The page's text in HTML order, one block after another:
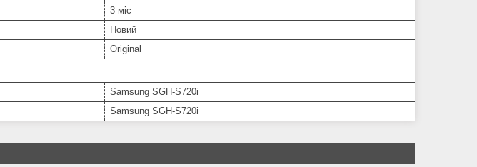
3 міс
Новий
Original
Samsung SGH-S720i
Samsung SGH-S720i